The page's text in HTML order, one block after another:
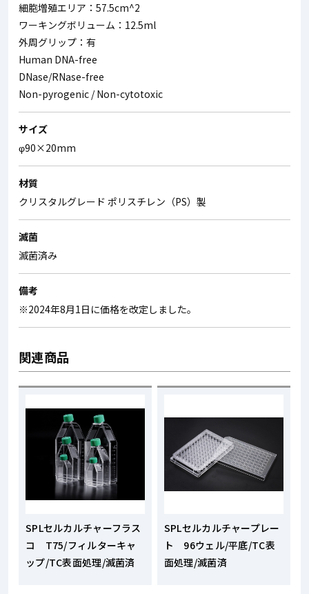
細胞増殖エリア：57.5cm^2
ワーキングボリューム：12.5ml
外周グリップ：有
Human DNA-free
DNase/RNase-free
Non-pyrogenic / Non-cytotoxic
サイズ
φ90×20mm
材質
クリスタルグレード ポリスチレン（PS）製
滅菌
滅菌済み
備考
※2024年8月1日に価格を改定しました。
関連商品
SPLセルカルチャーフラス
コ T75/フィルターキャ
ップ/TC表面処理/滅菌済
SPLセルカルチャープレー
ト 96ウェル/平底/TC表
面処理/滅菌済